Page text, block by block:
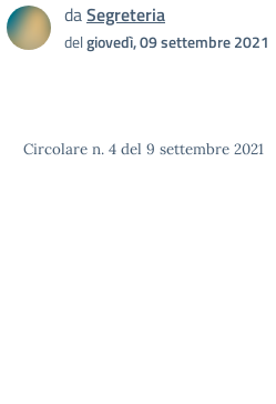
daSegreteria
delgiovedì, 09 settembre 2021
Circolare n. 4 del 9 settembre 2021